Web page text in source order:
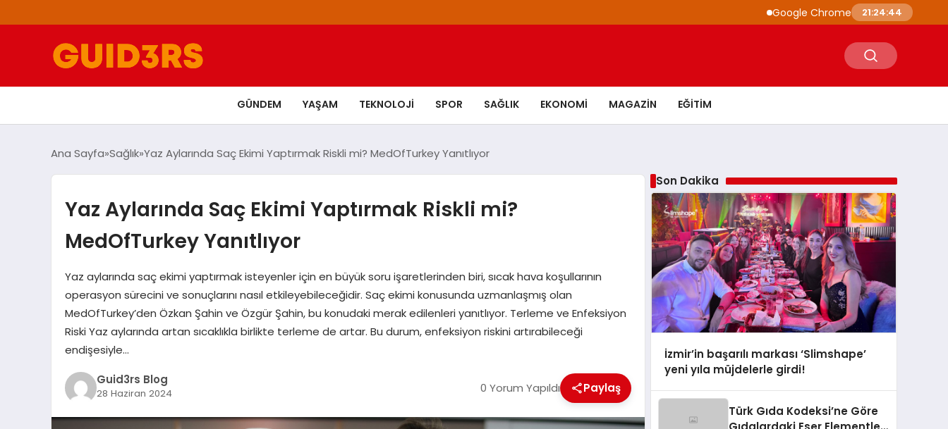
Google Chrome’a Yapay Zeka
21:24:45
GÜNDEM YAŞAM TEKNOLOJI SPOR SAĞLIK EKONOMI MAGAZIN EĞITIM
Ana Sayfa Sağlık Yaz Aylarında Saç Ekimi Yaptırmak Riskli mi? MedOfTurkey Yanıtlıyor
Yaz Aylarında Saç Ekimi Yaptırmak Riskli mi?
MedOfTurkey Yanıtlıyor
Yaz aylarında saç ekimi yaptırmak isteyenler için en büyük soru işaretlerinden biri, sıcak hava koşullarının
operasyon sürecini ve sonuçlarını nasıl etkileyebileceğidir. Saç ekimi konusunda uzmanlaşmış olan
MedOfTurkey’den Özkan Şahin ve Özgür Şahin, bu konudaki merak edilenleri yanıtlıyor. Terleme ve Enfeksiyon
Riski Yaz aylarında artan sıcaklıkla birlikte terleme de artar. Bu durum, enfeksiyon riskini artırabileceği
endişesiyle…
Guid3rs Blog
28 Haziran 2024 0 Yorum Yapıldı Paylaş
Son Dakika
İzmir’in başarılı markası ‘Slimshape’
yeni yıla müjdelerle girdi!
Türk Gıda Kodeksi’ne Göre